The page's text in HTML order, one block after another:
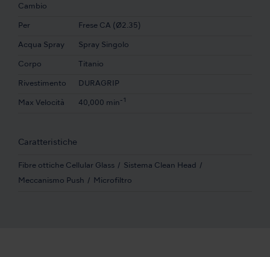
Cambio
Per Frese CA (Ø2.35)
Acqua Spray Spray Singolo
Corpo Titanio
Rivestimento DURAGRIP
Max Velocità 40,000 min -1
Caratteristiche
Fibre ottiche Cellular Glass Sistema Clean Head
Meccanismo Push Microfiltro